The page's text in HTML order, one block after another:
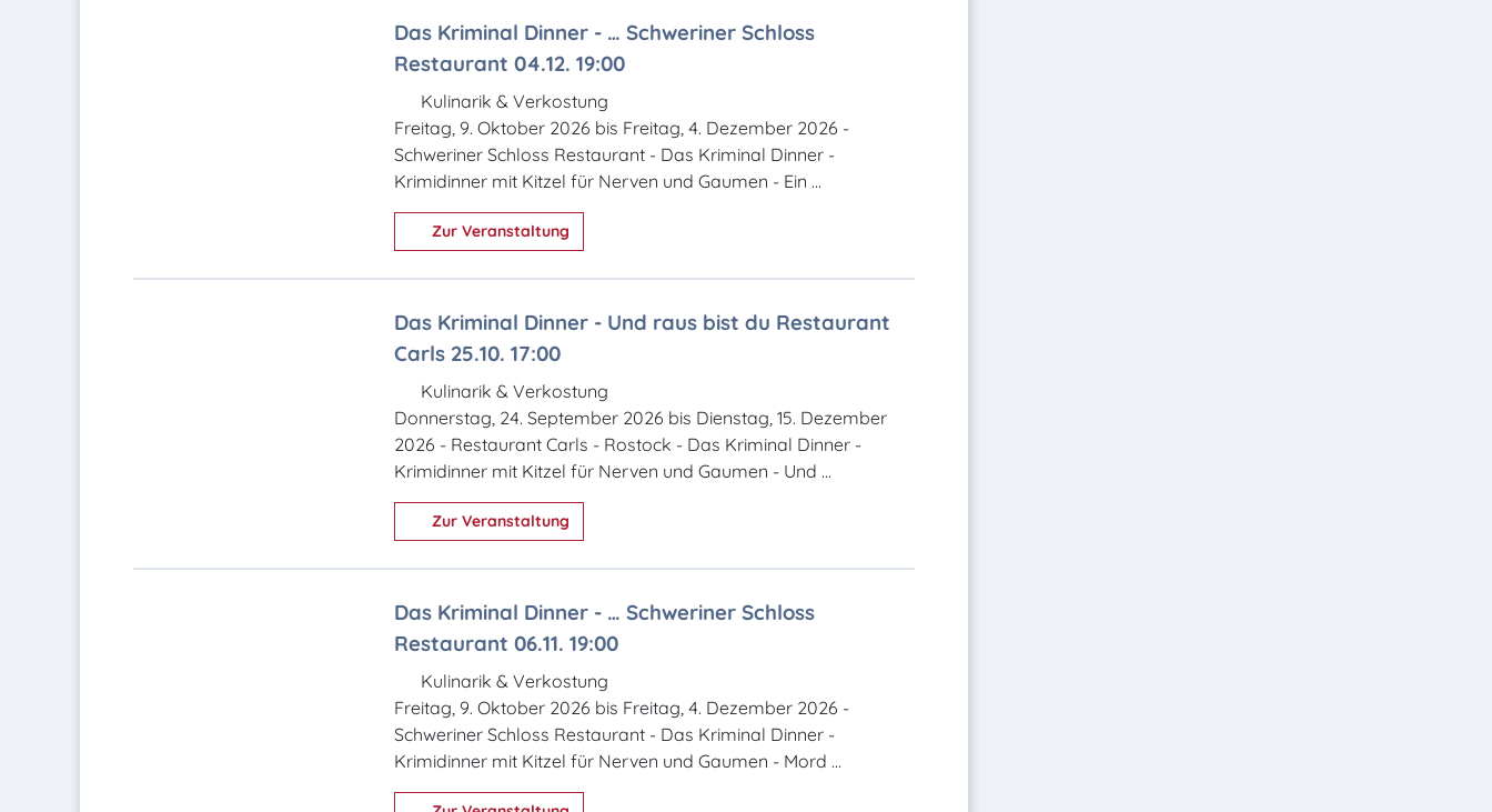
Das Kriminal Dinner - … Schweriner Schloss
Restaurant 04.12. 19:00
Kulinarik & Verkostung
Freitag, 9. Oktober 2026 bis Freitag, 4. Dezember 2026 -
Schweriner Schloss Restaurant - Das Kriminal Dinner -
Krimidinner mit Kitzel für Nerven und Gaumen - Ein ...
Zur Veranstaltung
Das Kriminal Dinner - Und raus bist du Restaurant
Carls 25.10. 17:00
Kulinarik & Verkostung
Donnerstag, 24. September 2026 bis Dienstag, 15. Dezember
2026 - Restaurant Carls - Rostock - Das Kriminal Dinner -
Krimidinner mit Kitzel für Nerven und Gaumen - Und ...
Zur Veranstaltung
Das Kriminal Dinner - … Schweriner Schloss
Restaurant 06.11. 19:00
Kulinarik & Verkostung
Freitag, 9. Oktober 2026 bis Freitag, 4. Dezember 2026 -
Schweriner Schloss Restaurant - Das Kriminal Dinner -
Krimidinner mit Kitzel für Nerven und Gaumen - Mord ...